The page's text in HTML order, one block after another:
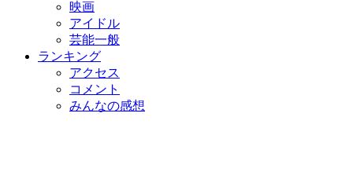
映画
アイドル
芸能一般
ランキング
アクセス
コメント
みんなの感想